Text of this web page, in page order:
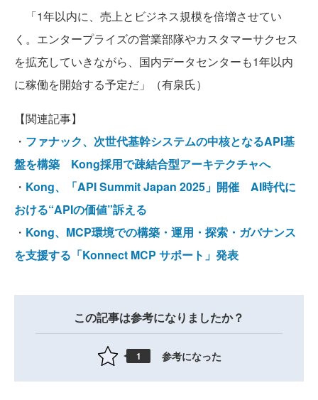
「1年以内に、売上とビジネス規模を倍増させてい
く。エンタープライズの営業部隊やカスタマーサクセス
を拡充していきながら、国内データセンターも1年以内
に稼働を開始する予定だ」（有泉氏）
【関連記事】
・ ファナック、次世代基幹システムの中核となるAPI基
盤を構築 Kong採用で疎結合型アーキテクチャへ
・ Kong、「API Summit Japan 2025」開催 AI時代に
おける“APIの価値”訴える
・ Kong、MCP環境での構築・運用・探索・ガバナンス
を支援する「Konnect MCP サポート」発表
この記事は参考になりましたか？
1 参考になった